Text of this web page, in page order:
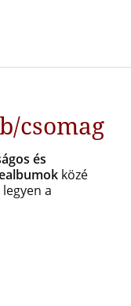
csomag
és
közé
a